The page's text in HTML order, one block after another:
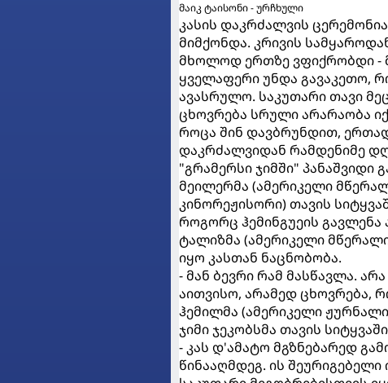
მაიკ ტაისონი - ურჩხული
კასის დაკრძალვის
მიმქონდა. კრივის
მხოლოდ ერთზე ვფიქრობდი -
ყველაფერი უნდა გავაკეთო,
ავასრულო. საკუთარი თავი
ცხოვრება სრული არარაობა
როცა შინ დავბრუნდით,
დაკრძალვიდან რამდენიმე
"გრამერსი ჯიმში" პანაშვიდი
მეილერმა (ამერიკელი
კინორეჟისორი) თავის
როგორც ჰემინგუეის
ტალიზმა (ამერიკელი
იყო კასთან ნაცნობობა.
- მან ბევრი რამ მასწავლა.
აითვისო, არამედ ცხოვრება,
ჰემილმა (ამერიკელი
ჯიმი ჯეკობსმა თავის
- კას დ'ამატო მგზნებარედ
წინააღმდეგ. ის